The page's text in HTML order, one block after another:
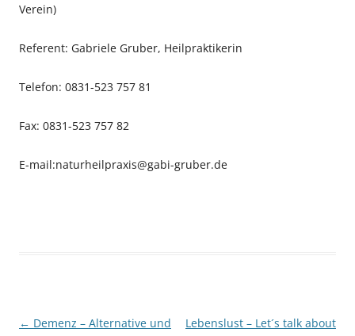
Verein)
Referent: Gabriele Gruber, Heilpraktikerin
Telefon: 0831-523 757 81
Fax: 0831-523 757 82
E-mail:naturheilpraxis@gabi-gruber.de
Beitragsnavigation
← Demenz – Alternative und Lebenslust – Let´s talk about